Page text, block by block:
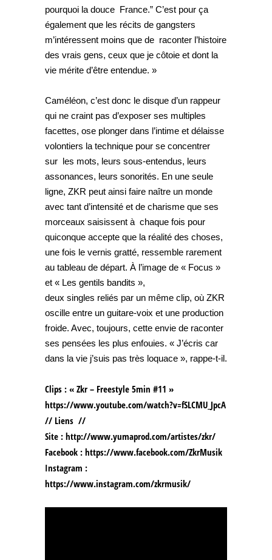
pourquoi la douce France.” C’est pour ça
également que les récits de gangsters
m’intéressent moins que de raconter l’histoire
des vrais gens, ceux que je côtoie et dont la
vie mérite d’être entendue. »
Caméléon, c’est donc le disque d’un rappeur
qui ne craint pas d’exposer ses multiples
facettes, ose plonger dans l’intime et délaisse
volontiers la technique pour se concentrer
sur les mots, leurs sous-entendus, leurs
assonances, leurs sonorités. En une seule
ligne, ZKR peut ainsi faire naître un monde
avec tant d’intensité et de charisme que ses
morceaux saisissent à chaque fois pour
quiconque accepte que la réalité des choses,
une fois le vernis gratté, ressemble rarement
au tableau de départ. À l’image de « Focus »
et « Les gentils bandits »,
deux singles reliés par un même clip, où ZKR
oscille entre un guitare-voix et une production
froide. Avec, toujours, cette envie de raconter
ses pensées les plus enfouies. « J’écris car
dans la vie j’suis pas très loquace », rappe-t-il.
Clips : « Zkr – Freestyle 5min #11 »
https://www.youtube.com/watch?v=fSLCMU_JpcA
// Liens //
Site : http://www.yumaprod.com/artistes/zkr/
Facebook : https://www.facebook.com/ZkrMusik
Instagram :
https://www.instagram.com/zkrmusik/